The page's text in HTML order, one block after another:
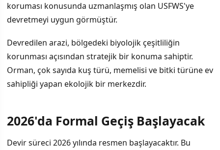
Ardından Gelen Sorular
koruması konusunda uzmanlaşmış olan USFWS'ye
devretmeyi uygun görmüştür.
Devredilen arazi, bölgedeki biyolojik çeşitliliğin
korunması açısından stratejik bir konuma sahiptir.
Orman, çok sayıda kuş türü, memelisi ve bitki türüne ev
sahipliği yapan ekolojik bir merkezdir.
2026'da Formal Geçiş Başlayacak
Devir süreci 2026 yılında resmen başlayacaktır. Bu